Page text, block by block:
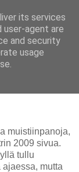
muistiinpanoja,
2009 sivua.
tullu
mutta
its services
user-agent are
and security
usage